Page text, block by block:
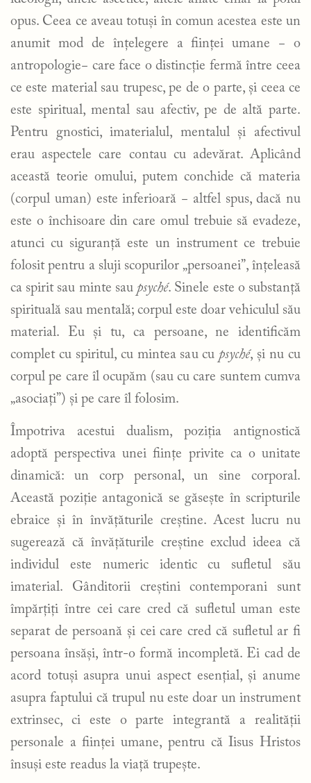
opus. Ceea ce aveau totuși în comun acestea este un
anumit mod de înțelegere a ființei umane − o
antropologie− care face o distincție fermă între ceea
ce este material sau trupesc, pe de o parte, și ceea ce
este spiritual, mental sau afectiv, pe de altă parte.
Pentru gnostici, imaterialul, mentalul și afectivul
erau aspectele care contau cu adevărat. Aplicând
această teorie omului, putem conchide că materia
(corpul uman) este inferioară − altfel spus, dacă nu
este o închisoare din care omul trebuie să evadeze,
atunci cu siguranță este un instrument ce trebuie
folosit pentru a sluji scopurilor „persoanei”, înțeleasă
ca spirit sau minte sau psyché. Sinele este o substanță
spirituală sau mentală; corpul este doar vehiculul său
material. Eu și tu, ca persoane, ne identificăm
complet cu spiritul, cu mintea sau cu psyché, și nu cu
corpul pe care îl ocupăm (sau cu care suntem cumva
„asociați”) și pe care îl folosim.
Împotriva acestui dualism, poziția antignostică
adoptă perspectiva unei ființe privite ca o unitate
dinamică: un corp personal, un sine corporal.
Această poziție antagonică se găsește în scripturile
ebraice și în învățăturile creștine. Acest lucru nu
sugerează că învățăturile creștine exclud ideea că
individul este numeric identic cu sufletul său
imaterial. Gânditorii creștini contemporani sunt
împărțiți între cei care cred că sufletul uman este
separat de persoană și cei care cred că sufletul ar fi
persoana însăși, într-o formă incompletă. Ei cad de
acord totuși asupra unui aspect esențial, și anume
asupra faptului că trupul nu este doar un instrument
extrinsec, ci este o parte integrantă a realității
personale a ființei umane, pentru că Iisus Hristos
însuși este readus la viață trupește.